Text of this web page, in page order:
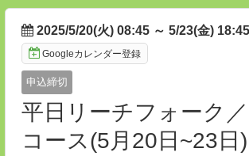
2025/5/20(火) 08:45 ～ 5/23(金) 18:45
Googleカレンダー登録
申込締切
平日リーチフォーク
コース(5月20日~23日)